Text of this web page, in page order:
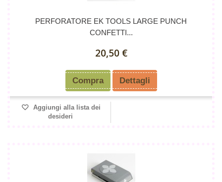
PERFORATORE EK TOOLS LARGE PUNCH
CONFETTI...
20,50 €
Compra Dettagli
Aggiungi alla lista dei
desideri